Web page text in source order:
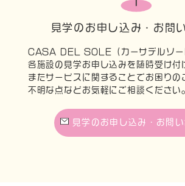
見学のお申し込み・お問
CASA DEL SOLE（カーサデルソー
各施設の見学お申し込みを随時受け付
またサービスに関することでお困りの
不明な点などお気軽にご相談ください
見学のお申し込み・お問